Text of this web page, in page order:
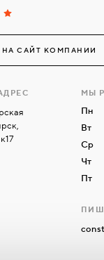
НА САЙТ КОМПАНИИ
МЫ
Пн
Вт
Ср
Чт
Пт